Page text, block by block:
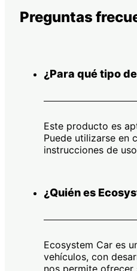
Preguntas
¿Para qué tipo
Este producto es
Puede utilizarse en
instrucciones de
¿Quién es
Ecosystem Car es
vehículos, con
nos permite ofrecer